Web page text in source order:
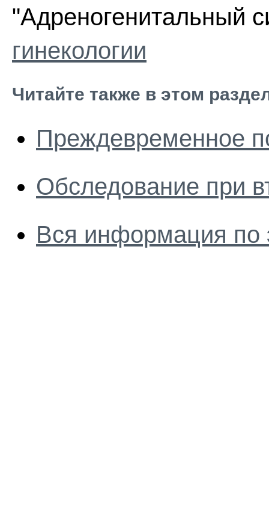
"Адреногенитальный
гинекологии
Читайте также в этом
Преждевременное
Обследование при
Вся информация по